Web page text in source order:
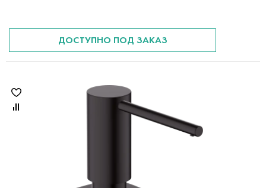
ДОСТУПНО ПОД ЗАКАЗ